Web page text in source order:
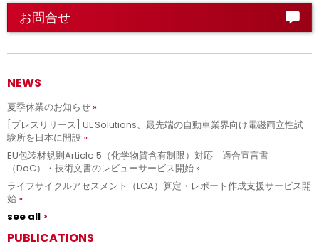
お問合せ
NEWS
夏季休業のお知らせ
[プレスリリース] UL Solutions、最先端の自動車業界向け電磁両立性試
験所を日本に開設
EU包装材規則Article 5（化学物質含有制限）対応 適合宣言書
（DoC）・技術文書のレビューサービス開始
ライフサイクルアセスメント（LCA）算定・レポート作成支援サービス開
始
see all
PUBLICATIONS